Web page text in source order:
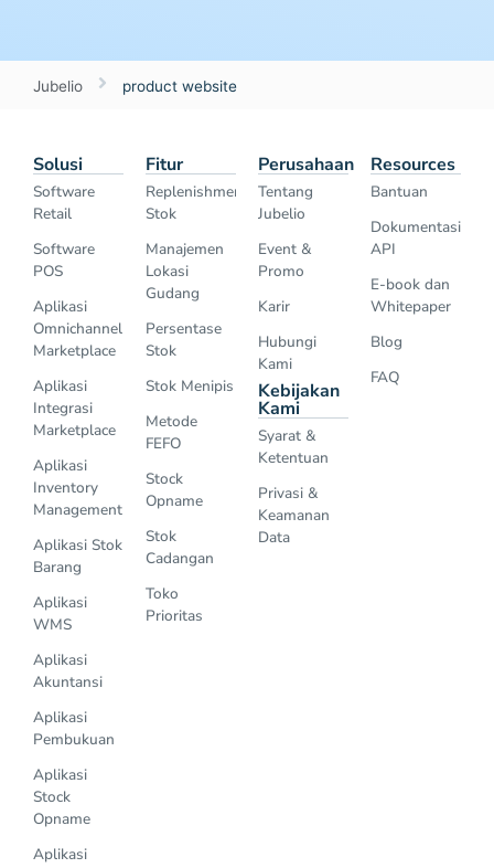
Jubelio product website
Solusi
Software
Retail
Software
POS
Aplikasi
Omnichannel
Marketplace
Aplikasi
Integrasi
Marketplace
Aplikasi
Inventory
Management
Aplikasi Stok
Barang
Aplikasi
WMS
Aplikasi
Akuntansi
Aplikasi
Pembukuan
Aplikasi
Stock
Opname
Aplikasi
Fitur
Replenishment
Stok
Manajemen
Lokasi
Gudang
Persentase
Stok
Stok Menipis
Metode
FEFO
Stock
Opname
Stok
Cadangan
Toko
Prioritas
Perusahaan
Tentang
Jubelio
Event &
Promo
Karir
Hubungi
Kami
Kebijakan
Kami
Syarat &
Ketentuan
Privasi &
Keamanan
Data
Resources
Bantuan
Dokumentasi
API
E-book dan
Whitepaper
Blog
FAQ